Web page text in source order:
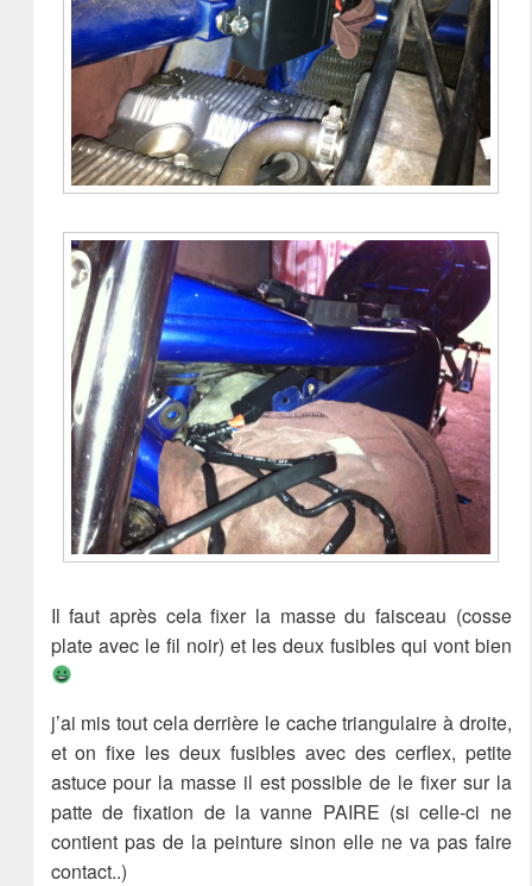
Il faut après cela fixer la masse du faisceau (cosse
plate avec le fil noir) et les deux fusibles qui vont bien
j’ai mis tout cela derrière le cache triangulaire à droite,
et on fixe les deux fusibles avec des cerflex, petite
astuce pour la masse il est possible de le fixer sur la
patte de fixation de la vanne PAIRE (si celle-ci ne
contient pas de la peinture sinon elle ne va pas faire
contact..)